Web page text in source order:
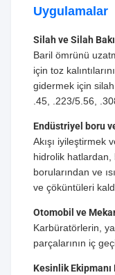
Uygulamalar
Silah ve Silah
Baril ömrünü
için toz
gidermek için silah
.45, .223/5.56,
Endüstriyel boru
Akışı iyileştirmek
hidrolik hatlardan,
borularından ve
ve çöküntüleri
Otomobil ve
Karbüratörlerin,
parçalarının iç
Kesinlik Ekipmanı